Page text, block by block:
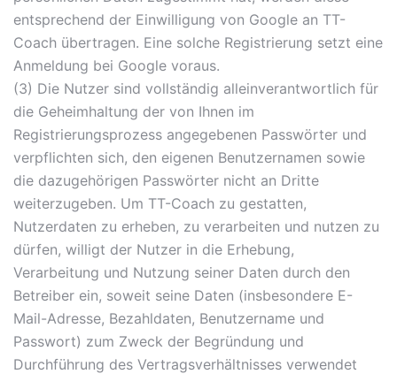
entsprechend der Einwilligung von Google an TT-
Coach übertragen. Eine solche Registrierung setzt eine
Anmeldung bei Google voraus.
(3) Die Nutzer sind vollständig alleinverantwortlich für
die Geheimhaltung der von Ihnen im
Registrierungsprozess angegebenen Passwörter und
verpflichten sich, den eigenen Benutzernamen sowie
die dazugehörigen Passwörter nicht an Dritte
weiterzugeben. Um TT-Coach zu gestatten,
Nutzerdaten zu erheben, zu verarbeiten und nutzen zu
dürfen, willigt der Nutzer in die Erhebung,
Verarbeitung und Nutzung seiner Daten durch den
Betreiber ein, soweit seine Daten (insbesondere E-
Mail-Adresse, Bezahldaten, Benutzername und
Passwort) zum Zweck der Begründung und
Durchführung des Vertragsverhältnisses verwendet